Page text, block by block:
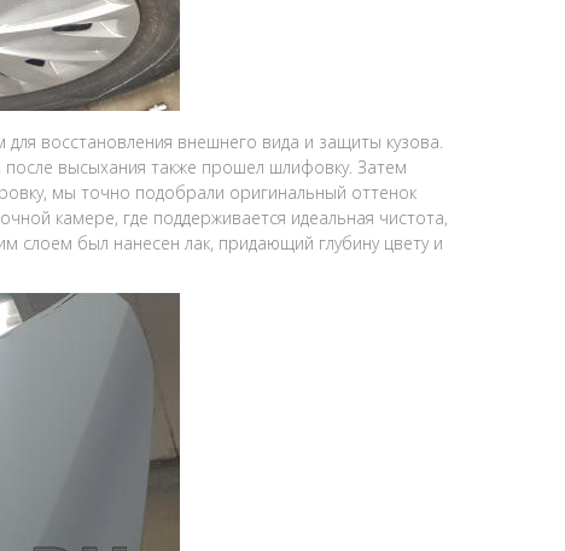
восстановления внешнего вида и защиты кузова.
высыхания также прошел шлифовку. Затем
мы точно подобрали оригинальный оттенок
камере, где поддерживается идеальная чистота,
слоем был нанесен лак, придающий глубину цвету и